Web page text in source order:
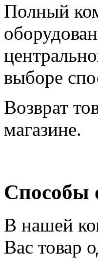
Полный
выборе
Возврат
магазине.
Способы
В нашей
Вас товар